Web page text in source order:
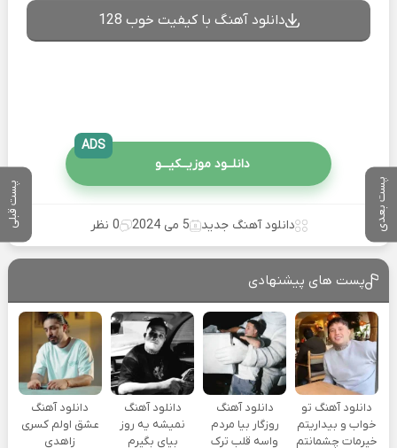
پست بعدی پست قبلی
دانلود آهنگ با کیفیت خوب 128
دانلــود موزیــکیـــو
ADS
دانلود آهنگ جدید 5 می 2024 0 نظر
پست های پیشنهادی
دانلود آهنگ تو
خواب و بیداریتم
خیرمات چشمانتم
دانلود آهنگ
روزگار بیا مردم
واسه قلب ترک
دانلود آهنگ
نمیشه یه روز
بیای بگیرم
دانلود آهنگ
عشق اولم کسری
زاهدی